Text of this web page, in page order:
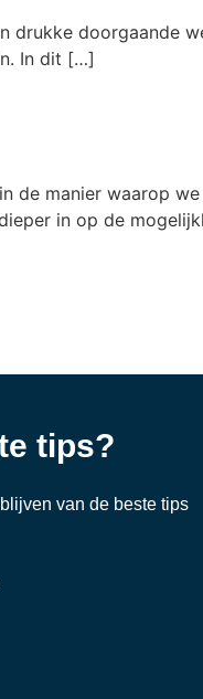
drukke doorgaande
In dit […]
de manier waarop
in op de
tips?
van de beste tips